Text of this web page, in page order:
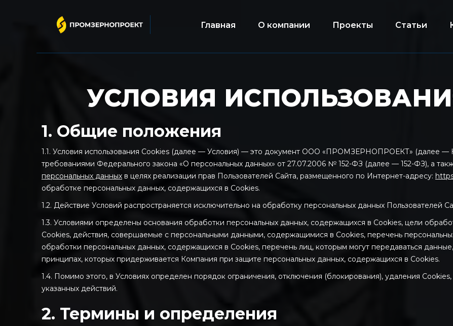
Главная О компании Проекты Статьи
УСЛОВИЯ ИСПОЛЬЗОВАНИЯ
1. Общие положения
1.1. Условия использования Cookies (далее — Условия) — это документ ООО «ПРОМЗЕРНОПРОЕКТ» (далее —
требованиями Федерального закона «О персональных данных» от 27.07.2006 № 152-ФЗ (далее — 152-ФЗ), а
персональных данных в целях реализации прав Пользователей Сайта, размещенного по Интернет-адресу:
обработке персональных данных, содержащихся в Cookies.
1.2. Действие Условий распространяется исключительно на обработку персональных данных Пользователей
1.3. Условиями определены основания обработки персональных данных, содержащихся в Cookies, цели
Cookies, действия, совершаемые с персональными данными, содержащимися в Cookies, перечень
обработки персональных данных, содержащихся в Cookies, перечень лиц, которым могут передаваться
принципах, которых придерживается Компания при защите персональных данных, содержащихся в Cookies.
1.4. Помимо этого, в Условиях определен порядок ограничения, отключения (блокирования), удаления
указанных действий.
2. Термины и определения